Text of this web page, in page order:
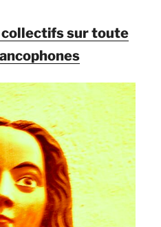
collectifs sur toute